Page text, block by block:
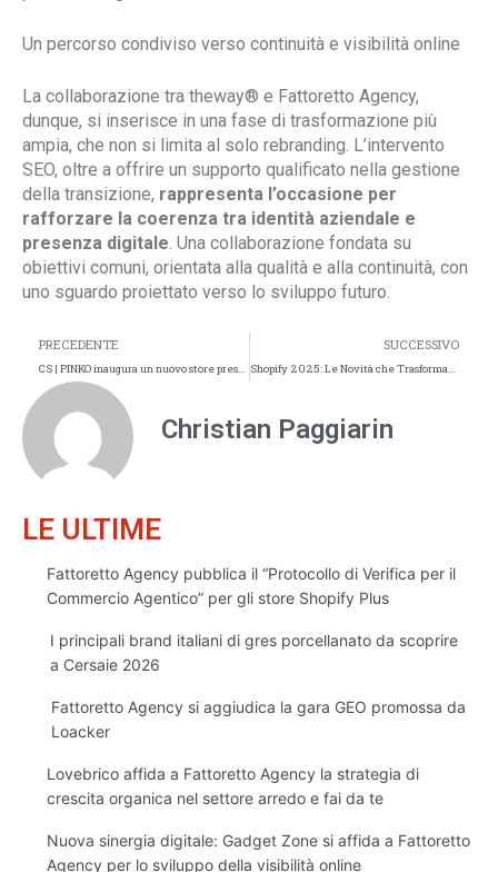
Un percorso condiviso verso continuità e visibilità online
La collaborazione tra theway® e Fattoretto Agency,
dunque, si inserisce in una fase di trasformazione più
ampia, che non si limita al solo rebranding. L’intervento
SEO, oltre a offrire un supporto qualificato nella gestione
della transizione, rappresenta l’occasione per
rafforzare la coerenza tra identità aziendale e
presenza digitale. Una collaborazione fondata su
obiettivi comuni, orientata alla qualità e alla continuità, con
uno sguardo proiettato verso lo sviluppo futuro.
PRECEDENTE
CS | PINKO inaugura un nuovo store presso Galeries Lafayette CAP3000 a Nizza, il sesto in Francia
SUCCESSIVO
Shopify 2025: Le Novità che Trasformano l’E-commerce
Christian Paggiarin
LE ULTIME
Fattoretto Agency pubblica il “Protocollo di Verifica per il
Commercio Agentico” per gli store Shopify Plus
I principali brand italiani di gres porcellanato da scoprire
a Cersaie 2026
Fattoretto Agency si aggiudica la gara GEO promossa da
Loacker
Lovebrico affida a Fattoretto Agency la strategia di
crescita organica nel settore arredo e fai da te
Nuova sinergia digitale: Gadget Zone si affida a Fattoretto
Agency per lo sviluppo della visibilità online